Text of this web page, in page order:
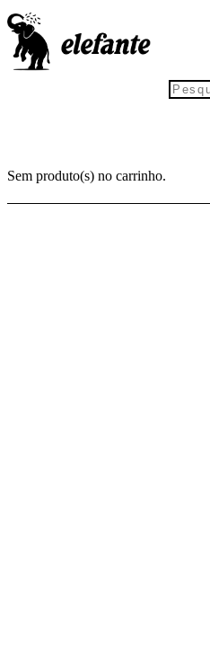
Sem produto(s) no carrinho.
PRÉ-
-VENDA
LANÇA-
MENTO